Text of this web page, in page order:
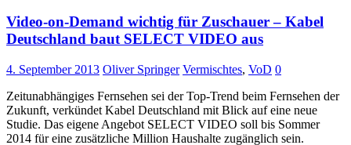
Video-on-Demand wichtig für Zuschauer – Kabel
Deutschland baut SELECT VIDEO aus
4. September 2013 Oliver Springer Vermischtes, VoD 0
Zeitunabhängiges Fernsehen sei der Top-Trend beim Fernsehen der
Zukunft, verkündet Kabel Deutschland mit Blick auf eine neue
Studie. Das eigene Angebot SELECT VIDEO soll bis Sommer
2014 für eine zusätzliche Million Haushalte zugänglich sein.